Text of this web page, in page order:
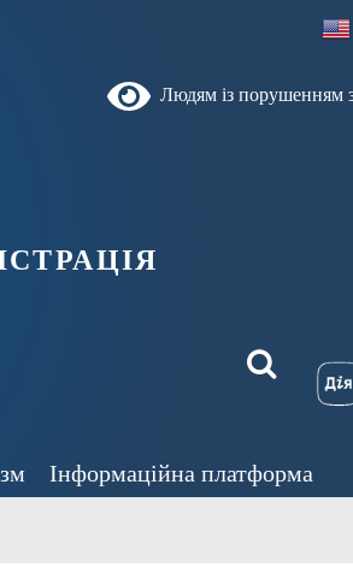
Людям із порушенням
Інформаційна платформа